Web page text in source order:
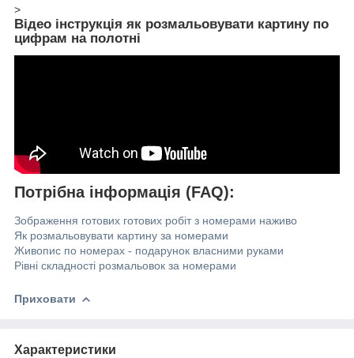
>
Відео інструкція як розмальовувати картину по
цифрам на полотні
Потрібна інформація (FAQ):
Зображення готових готових робіт з номерами наживо
Як розмальовувати картину за номерами
Живопис по номерах - подарунок власними руками
Рівні складності розмальовок за номерами
Приховати
Характеристики